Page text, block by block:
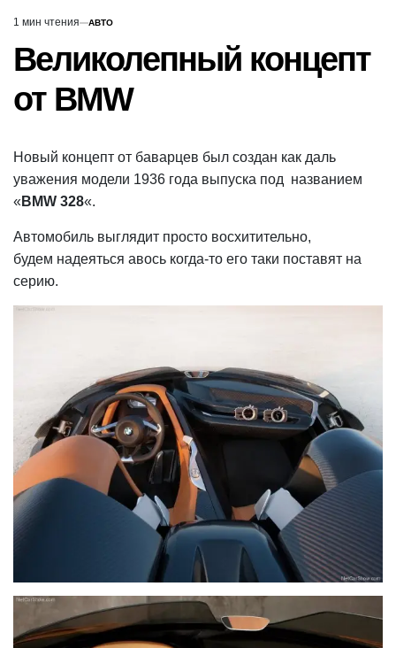
Расчётное
время
чтения
1 мин чтения
ОПУБЛИКОВАНО
АВТО
Великолепный концепт
от BMW
Новый концепт от баварцев был создан как даль
уважения модели 1936 года выпуска под названием
« BMW 328«.
Автомобиль выглядит просто восхитительно,
будем надеяться авось когда-то его таки поставят на
серию.